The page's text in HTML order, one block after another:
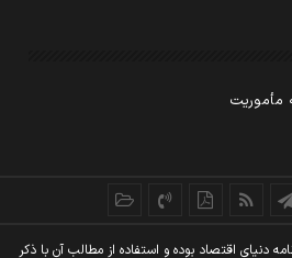
مأموریت
دنيای اقتصاد بوده و استفاده از مطالب آن با ذکر